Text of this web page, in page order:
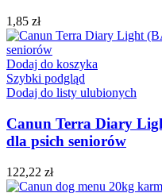
1,85 zł
Dodaj do koszyka
Szybki podgląd
Dodaj do listy ulubionych
Canun Terra Diary
dla psich seniorów
122,22 zł